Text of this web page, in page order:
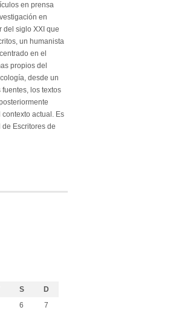
en prensa
en
del siglo XXI que
un humanista
en el
propios del
desde un
los textos
actual. Es
Escritores de
S D
6
7